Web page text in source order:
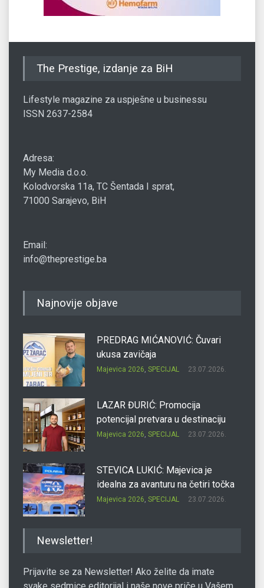
The Prestige, izdanje za BiH
Lifestyle magazine za uspješne u businessu
ISSN 2637-2584
Adresa:
My Media d.o.o.
Kolodvorska 11a, TC Šentada I sprat,
71000 Sarajevo, BiH
Email:
info@theprestige.ba
Najnovije objave
PREDRAG MIĆANOVIĆ: Čuvari
ukusa zavičaja
Majevica 2026, SPECIJAL 23.07.2026.
LAZAR ĐURIĆ: Promocija
potencijal pretvara u destinaciju
Majevica 2026, SPECIJAL 23.07.2026.
STEVICA LUKIĆ: Majevica je
idealna za avanturu na četiri točka
Majevica 2026, SPECIJAL 23.07.2026.
Newsletter!
Prijavite se za Newsletter! Ako želite da imate